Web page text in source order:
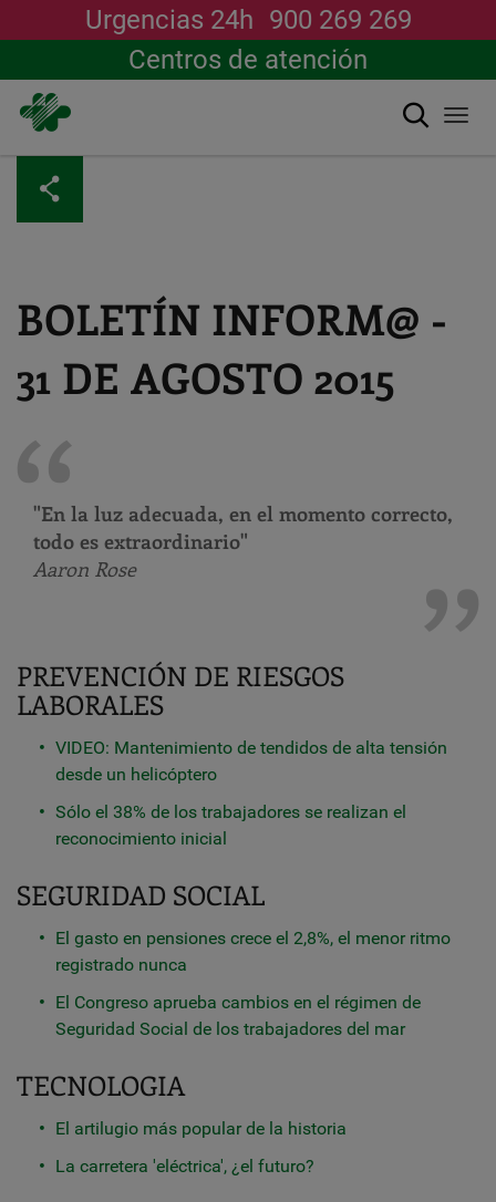
contenido
principal
Urgencias 24h 900 269 269
Centros de atención
Buscar
BOLETÍN INFORM@ -
31 DE AGOSTO 2015
"En la luz adecuada, en el momento correcto,
todo es extraordinario"
Aaron Rose
PREVENCIÓN DE RIESGOS
LABORALES
VIDEO: Mantenimiento de tendidos de alta tensión
desde un helicóptero
Sólo el 38% de los trabajadores se realizan el
reconocimiento inicial
SEGURIDAD SOCIAL
El gasto en pensiones crece el 2,8%, el menor ritmo
registrado nunca
El Congreso aprueba cambios en el régimen de
Seguridad Social de los trabajadores del mar
TECNOLOGIA
El artilugio más popular de la historia
La carretera 'eléctrica', ¿el futuro?